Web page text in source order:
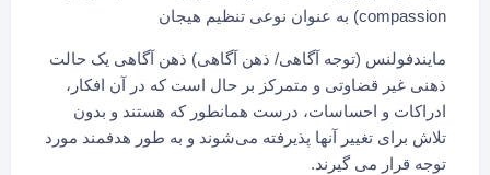
compassion) به عنوان نوعی تنظیم هیجان
مایندفولنس (توجه آگاهی/ ذهن آگاهی) ذهن آگاهی یک حالت
ذهنی غیر قضاوتی و متمرکز بر حال است که در آن افکار،
ادراکات و احساسات، درست همانطور که هستند و بدون
تلاش برای تغییر آنها پذیرفته می‌شوند و به طور هدفمند مورد
توجه قرار می گیرند.